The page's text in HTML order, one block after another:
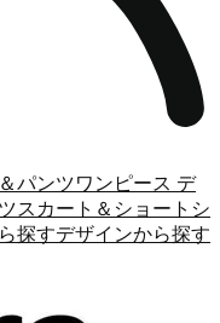
パンツワンピース デ
スカート＆ショート シ
探すデザインから探す